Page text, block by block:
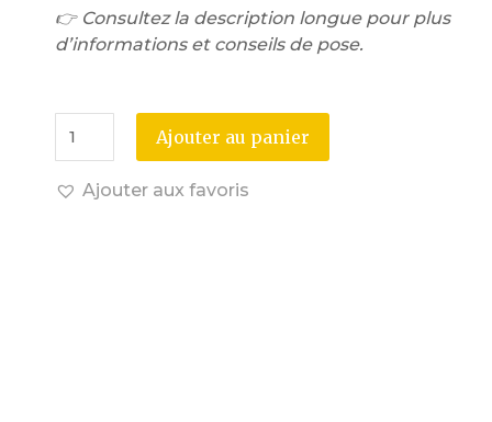
👉 Consultez la description longue pour plus
d’informations et conseils de pose.
Ajouter au panier
Ajouter aux favoris